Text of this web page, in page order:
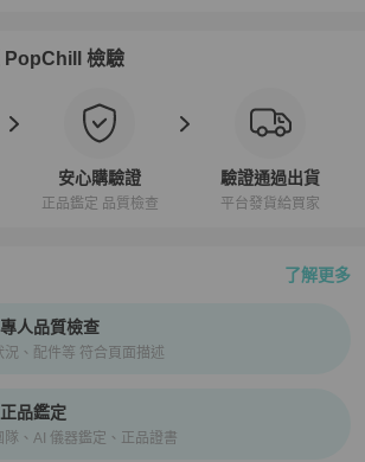
PopChill 檢驗
安心購驗證
正品鑑定 品質檢查
驗證通過出貨
平台發貨給買家
了解更多
驗證、安心購檢驗流程介紹
人品質檢查
況、配件等 符合頁面描述
品鑑定
隊、AI 儀器鑑定、正品證書